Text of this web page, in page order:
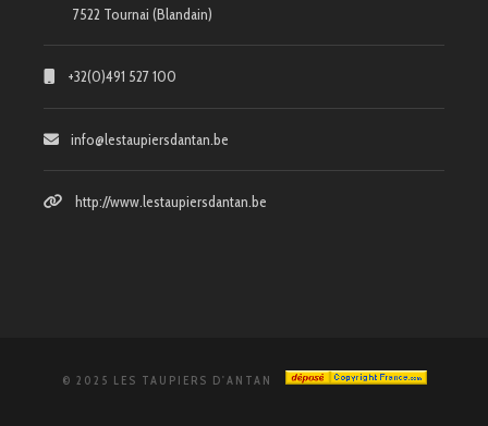
7522 Tournai (Blandain)
+32(0)491 527 100
info@lestaupiersdantan.be
http://www.lestaupiersdantan.be
© 2025 LES TAUPIERS D'ANTAN